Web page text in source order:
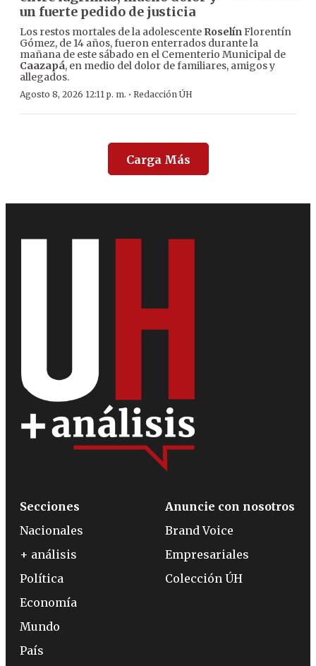
un fuerte pedido de justicia
Los restos mortales de la adolescente RoselínFlorentín
Gómez, de 14 años, fueron enterrados durante la
mañana de este sábado en el Cementerio Municipal de
Caazapá, en medio del dolor de familiares, amigos y
allegados.
Agosto 8, 2026 12:11 p. m. · Redacción ÚH
Carga Más
Secciones
Nacionales
+ análisis
Política
Economía
Mundo
País
Anuncie con nosotros
Brand Voice
Empresariales
Colección ÚH